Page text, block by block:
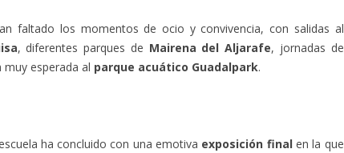
faltado los momentos de ocio y convivencia, con salidas al
, diferentes parques de Mairena del Aljarafe, jornadas de
muy esperada al parque acuático Guadalpark.
ha concluido con una emotiva exposición finalen la que